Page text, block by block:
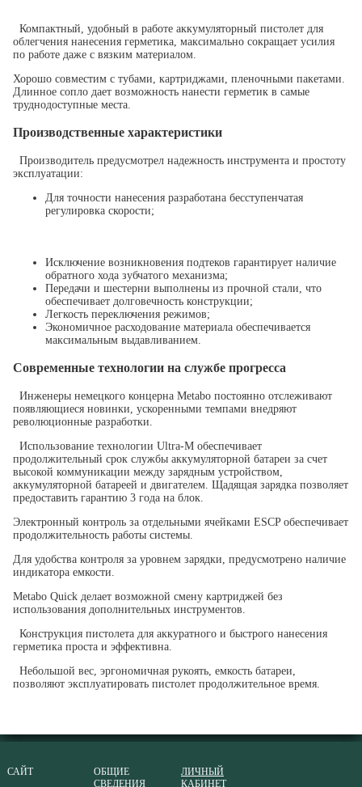
Компактный, удобный в работе аккумуляторный пистолет для
облегчения нанесения герметика, максимально сокращает усилия
по работе даже с вязким материалом.
Хорошо совместим с тубами, картриджами, пленочными пакетами.
Длинное сопло дает возможность нанести герметик в самые
труднодоступные места.
Производственные характеристики
Производитель предусмотрел надежность инструмента и простоту
эксплуатации:
Для точности нанесения разработана бесступенчатая
регулировка скорости;
Исключение возникновения подтеков гарантирует наличие
обратного хода зубчатого механизма;
Передачи и шестерни выполнены из прочной стали, что
обеспечивает долговечность конструкции;
Легкость переключения режимов;
Экономичное расходование материала обеспечивается
максимальным выдавливанием.
Современные технологии на службе прогресса
Инженеры немецкого концерна Metabo постоянно отслеживают
появляющиеся новинки, ускоренными темпами внедряют
революционные разработки.
Использование технологии Ultra-M обеспечивает
продолжительный срок службы аккумуляторной батареи за счет
высокой коммуникации между зарядным устройством,
аккумуляторной батареей и двигателем. Щадящая зарядка позволяет
предоставить гарантию 3 года на блок.
Электронный контроль за отдельными ячейками ESCP обеспечивает
продолжительность работы системы.
Для удобства контроля за уровнем зарядки, предусмотрено наличие
индикатора емкости.
Metabo Quick делает возможной смену картриджей без
использования дополнительных инструментов.
Конструкция пистолета для аккуратного и быстрого нанесения
герметика проста и эффективна.
Небольшой вес, эргономичная рукоять, емкость батареи,
позволяют эксплуатировать пистолет продолжительное время.
САЙТ
ОБЩИЕ
СВЕДЕНИЯ
ЛИЧНЫЙ
КАБИНЕТ